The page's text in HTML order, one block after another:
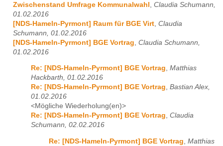
Zwischenstand Umfrage Kommunalwahl
Claudia Schumann,
01.02.2016
[NDS-Hameln-Pyrmont] Raum für BGE Virt Claudia
Schumann, 01.02.2016
[NDS-Hameln-Pyrmont] BGE Vortrag Claudia Schumann,
01.02.2016
Re: [NDS-Hameln-Pyrmont] BGE Vortrag, Matthias
Hackbarth, 01.02.2016
Re: [NDS-Hameln-Pyrmont] BGE Vortrag, Bastian Alex,
01.02.2016
<Mögliche Wiederholung(en)>
Re: [NDS-Hameln-Pyrmont] BGE Vortrag, Claudia
Schumann, 02.02.2016
Re: [NDS-Hameln-Pyrmont] BGE Vortrag Matthias